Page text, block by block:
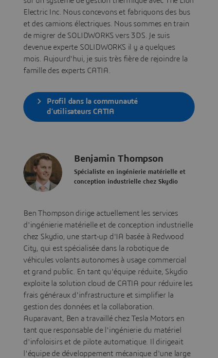
Electric Inc. Nous concevons et fabriquons des bus
et des camions électriques. Nous sommes en train
de migrer de SOLIDWORKS vers 3DS. Je suis
devenue experte SOLIDWORKS il y a quelques
mois. Aujourd'hui, je suis très fière de rejoindre la
famille des experts CATIA.
Profil dans la communauté
d'utilisateurs CATIA
Benjamin Thompson
Spécialiste en ingénierie matérielle et
conception industrielle chez Skydio
Ben Thompson dirige actuellement les services
d'ingénierie matérielle et de conception industrielle
chez Skydio, une start-up d'IA basée à Redwood
City, qui est spécialisée dans la robotique de
véhicules volants autonomes à usage commercial
et grand public. En tant qu'équipe réduite, Skydio
exploite la solution cloud de CATIA pour réduire les
frais généraux d'infrastructure et simplifier la
gestion des données et la collaboration.
Auparavant, Ben a travaillé chez Tesla Motors en
tant que responsable de l'ingénierie du matériel
d'infoloisirs et de pilote automatique. Il dirigeait
l'équipe de développement mécanique d'une large